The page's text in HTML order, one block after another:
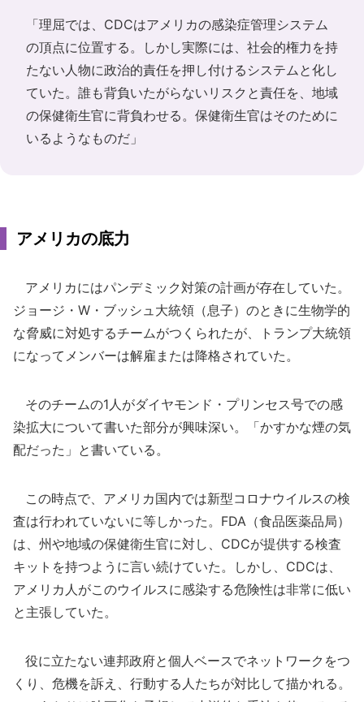
「理屈では、CDCはアメリカの感染症管理システム
の頂点に位置する。しかし実際には、社会的権力を持
たない人物に政治的責任を押し付けるシステムと化し
ていた。誰も背負いたがらないリスクと責任を、地域
の保健衛生官に背負わせる。保健衛生官はそのために
いるようなものだ」
アメリカの底力
アメリカにはパンデミック対策の計画が存在していた。
ジョージ・W・ブッシュ大統領（息子）のときに生物学的
な脅威に対処するチームがつくられたが、トランプ大統領
になってメンバーは解雇または降格されていた。
そのチームの1人がダイヤモンド・プリンセス号での感
染拡大について書いた部分が興味深い。「かすかな煙の気
配だった」と書いている。
この時点で、アメリカ国内では新型コロナウイルスの検
査は行われていないに等しかった。FDA（食品医薬品局）
は、州や地域の保健衛生官に対し、CDCが提供する検査
キットを持つように言い続けていた。しかし、CDCは、
アメリカ人がこのウイルスに感染する危険性は非常に低い
と主張していた。
役に立たない連邦政府と個人ベースでネットワークをつ
くり、危機を訴え、行動する人たちが対比して描かれる。